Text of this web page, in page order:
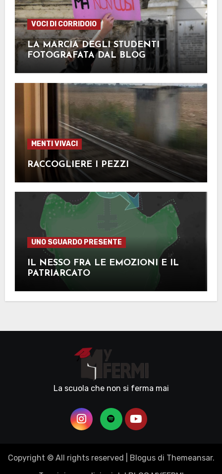
VOCI DI CORRIDOIO
LA MARCIA DEGLI STUDENTI
FOTOGRAFATA DAL BLOG
MENTI VIVACI
RACCOGLIERE I PEZZI
UNO SGUARDO PRESENTE
IL NESSO FRA LE EMOZIONI E IL
PATRIARCATO
La scuola che non si ferma mai
Copyright © All rights reserved Blogusdi Themeansar.